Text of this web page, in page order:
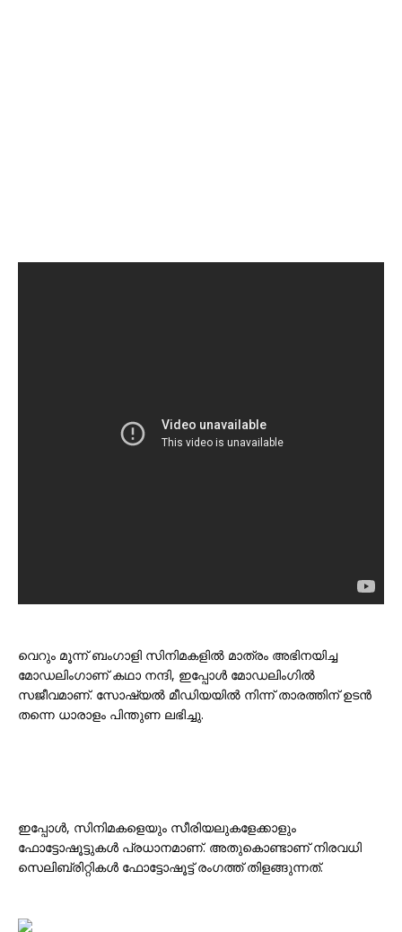
വെറും മൂന്ന് ബംഗാളി സിനിമകളിൽ മാത്രം അഭിനയിച്ച
മോഡലിംഗാണ് കഥാ നന്ദി, ഇപ്പോൾ മോഡലിംഗിൽ
സജീവമാണ്. സോഷ്യൽ മീഡിയയിൽ നിന്ന് താരത്തിന് ഉടൻ
തന്നെ ധാരാളം പിന്തുണ ലഭിച്ചു.
ഇപ്പോൾ, സിനിമകളെയും സീരിയലുകളേക്കാളും
ഫോട്ടോഷൂട്ടുകൾ പ്രധാനമാണ്. അതുകൊണ്ടാണ് നിരവധി
സെലിബ്രിറ്റികൾ ഫോട്ടോഷൂട്ട് രംഗത്ത് തിളങ്ങുന്നത്.